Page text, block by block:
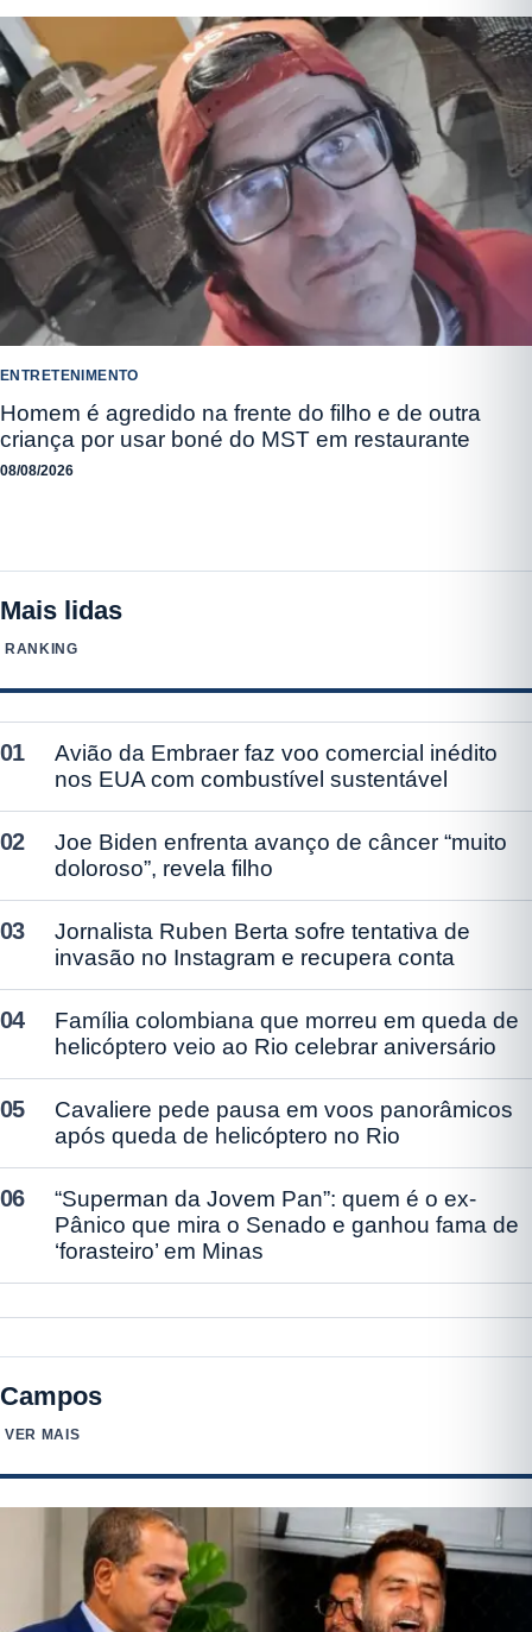
ENTRETENIMENTO
Homem é agredido na frente do filho e de outra
criança por usar boné do MST em restaurante
08/08/2026
Mais lidas
RANKING
01
Avião da Embraer faz voo comercial inédito
nos EUA com combustível sustentável
02
Joe Biden enfrenta avanço de câncer “muito
doloroso”, revela filho
03
Jornalista Ruben Berta sofre tentativa de
invasão no Instagram e recupera conta
04
Família colombiana que morreu em queda de
helicóptero veio ao Rio celebrar aniversário
05
Cavaliere pede pausa em voos panorâmicos
após queda de helicóptero no Rio
06
“Superman da Jovem Pan”: quem é o ex-
Pânico que mira o Senado e ganhou fama de
‘forasteiro’ em Minas
Campos
VER MAIS